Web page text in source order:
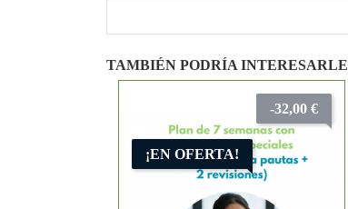
TAMBIÉN PODRÍA INTERESARLE
¡EN OFERTA!
-32,00 €